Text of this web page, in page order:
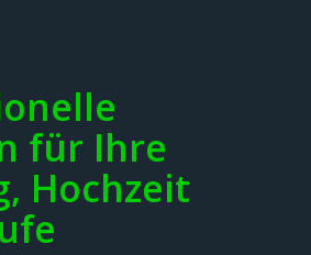
für Ihre
Hochzeit